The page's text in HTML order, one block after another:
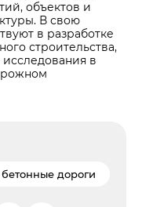
объектов и
В свою
в разработке
строительства,
в
бетонные дороги